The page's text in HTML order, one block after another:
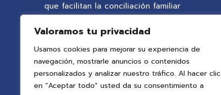
Valoramos tu privacidad
Usamos cookies para mejorar su experiencia de
navegación, mostrarle anuncios o contenidos
personalizados y analizar nuestro tráfico. Al hacer clic
en “Aceptar todo” usted da su consentimiento a
que facilitan la conciliación familiar